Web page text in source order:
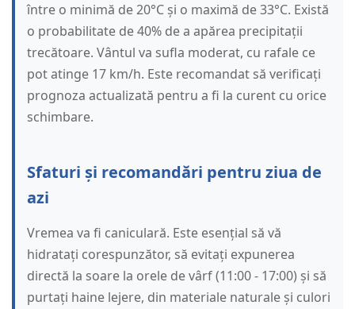
între o minimă de 20°C și o maximă de 33°C. Există
o probabilitate de 40% de a apărea precipitații
trecătoare. Vântul va sufla moderat, cu rafale ce
pot atinge 17 km/h. Este recomandat să verificați
prognoza actualizată pentru a fi la curent cu orice
schimbare.
Sfaturi și recomandări pentru ziua de
azi
Vremea va fi caniculară. Este esențial să vă
hidratați corespunzător, să evitați expunerea
directă la soare la orele de vârf (11:00 - 17:00) și să
purtați haine lejere, din materiale naturale și culori